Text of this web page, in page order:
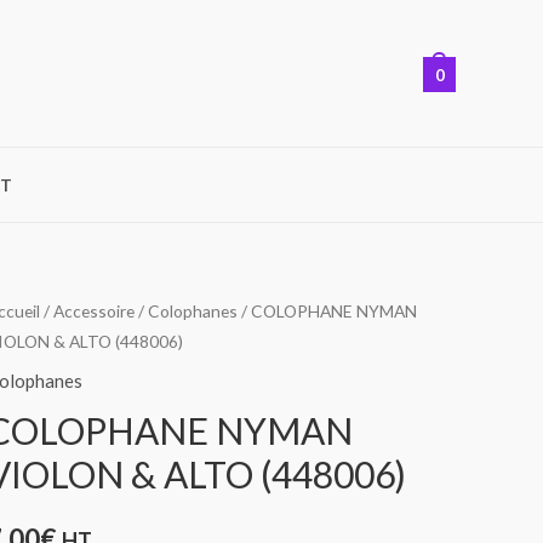
0
/Accessoire/Colophanes / COLOPHANE NYMAN
& ALTO (448006)
NYMAN
& ALTO (448006)